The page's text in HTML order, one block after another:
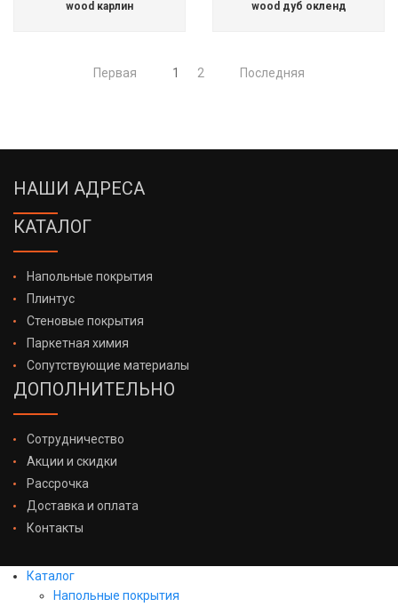
wood карлин
wood дуб окленд
Первая 1 2 Последняя
НАШИ АДРЕСА
КАТАЛОГ
Напольные покрытия
Плинтус
Стеновые покрытия
Паркетная химия
Сопутствующие материалы
ДОПОЛНИТЕЛЬНО
Сотрудничество
Акции и скидки
Рассрочка
Доставка и оплата
Контакты
Каталог
Напольные покрытия